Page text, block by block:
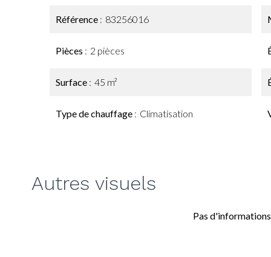
Référence 83256016
Pièces 2 pièces
Surface 45 m²
Type de chauffage Climatisation
Autres visuels
Pas